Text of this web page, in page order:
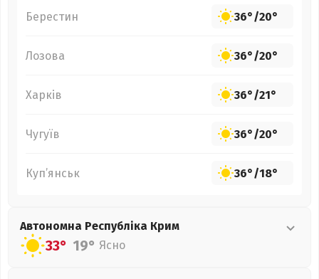
Берестин 36°/20°
Лозова 36°/20°
Харків 36°/21°
Чугуїв 36°/20°
Куп’янськ 36°/18°
Автономна Республіка Крим
33° 19° Ясно